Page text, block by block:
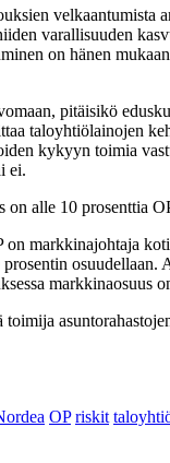
velkaantumista
varallisuuden
on hänen
pitäisikö
taloyhtiölainojen
kykyyn toimia
ei.
on alle 10 prosenttia
on markkinajohtaja
osuudellaan.
markkinaosuus
OP riskit